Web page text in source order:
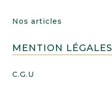
Nos articles
MENTION LÉGALES
C.G.U